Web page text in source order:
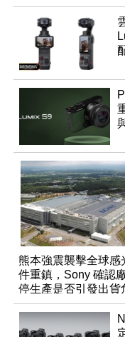
熊本強震襲擊全球感
件重鎮，Sony 確認
停生產是否引發出貨
機？